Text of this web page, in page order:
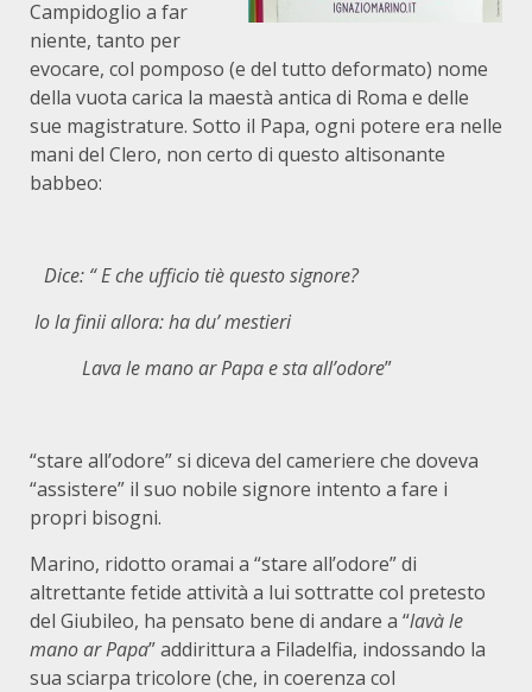
Campidoglio a far
niente, tanto per
evocare, col pomposo (e del tutto deformato) nome
della vuota carica la maestà antica di Roma e delle
sue magistrature. Sotto il Papa, ogni potere era nelle
mani del Clero, non certo di questo altisonante
babbeo:
Dice: “E che ufficio tiè questo signore?
Io la finii allora: ha du’ mestieri
Lava le mano ar Papa e sta all’odore”
“stare all’odore” si diceva del cameriere che doveva
“assistere” il suo nobile signore intento a fare i
propri bisogni.
Marino, ridotto oramai a “stare all’odore” di
altrettante fetide attività a lui sottratte col pretesto
del Giubileo, ha pensato bene di andare a “lavà le
mano ar Papa” addirittura a Filadelfia, indossando la
sua sciarpa tricolore (che, in coerenza col